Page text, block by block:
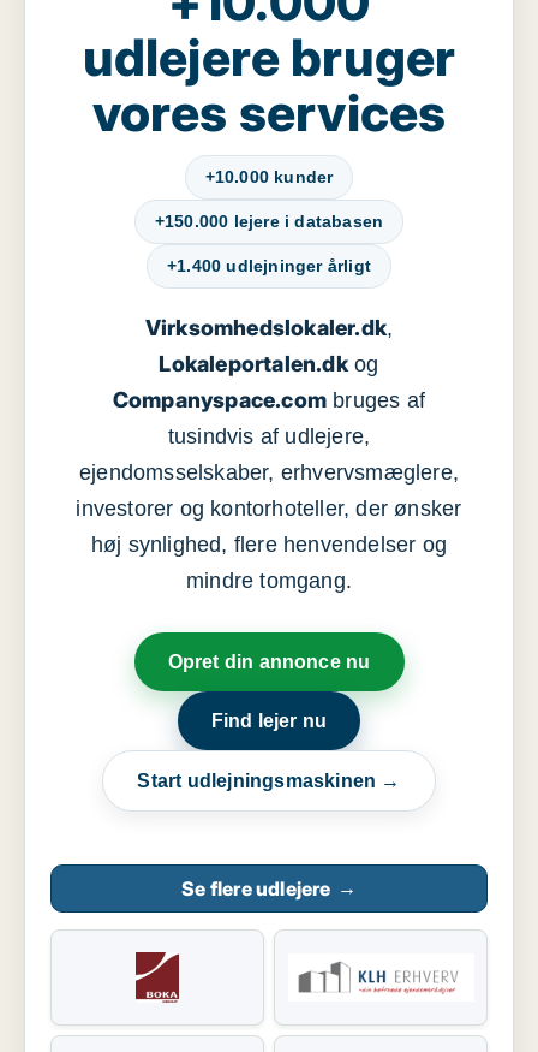
udlejere bruger
vores services
+10.000 kunder
+150.000 lejere i databasen
+1.400 udlejninger årligt
Virksomhedslokaler.dk,
Lokaleportalen.dkog
Companyspace.com bruges af
tusindvis af udlejere,
ejendomsselskaber, erhvervsmæglere,
investorer og kontorhoteller, der ønsker
høj synlighed, flere henvendelser og
mindre tomgang.
Opret din annonce nu
Find lejer nu
Start udlejningsmaskinen →
Se flere udlejere →